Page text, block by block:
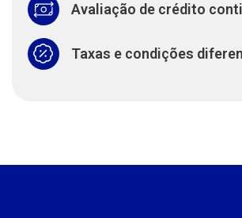
Avaliação de crédito
Taxas e condições